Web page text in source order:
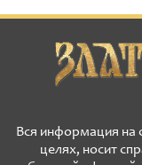
Вся информация на
целях, носит